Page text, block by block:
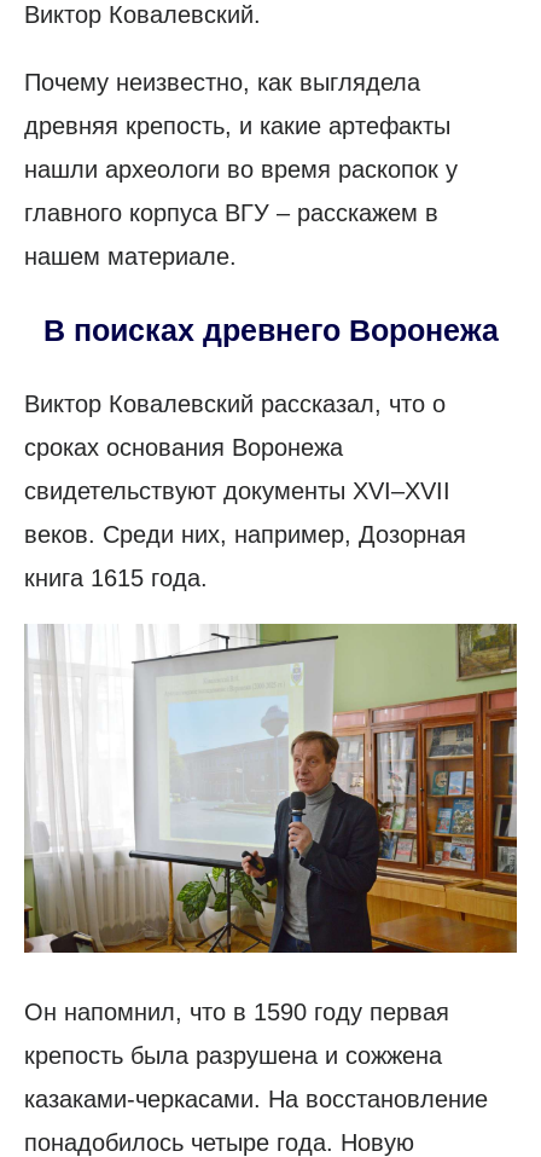
Виктор Ковалевский.
Почему неизвестно, как выглядела
древняя крепость, и какие артефакты
нашли археологи во время раскопок у
главного корпуса ВГУ – расскажем в
нашем материале.
В поисках древнего Воронежа
Виктор Ковалевский рассказал, что о
сроках основания Воронежа
свидетельствуют документы XVI–XVII
веков. Среди них, например, Дозорная
книга 1615 года.
Он напомнил, что в 1590 году первая
крепость была разрушена и сожжена
казаками-черкасами. На восстановление
понадобилось четыре года. Новую